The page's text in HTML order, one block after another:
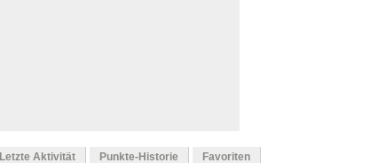
Letzte Aktivität Punkte-Historie Favoriten